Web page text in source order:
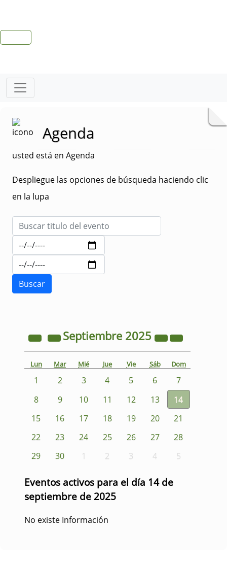
Agenda
usted está en Agenda
Despliegue las opciones de búsqueda haciendo clic
en la lupa
Septiembre 2025
Lun Mar Mié Jue Vie Sáb Dom
1 2 3 4 5 6
7
8
9 10 11 12 13
14
15
16 17 18 19 20
21
22
23 24 25 26 27
28
29
30 1 2 3 4 5
Eventos activos para el día 14 de
septiembre de 2025
No existe Información